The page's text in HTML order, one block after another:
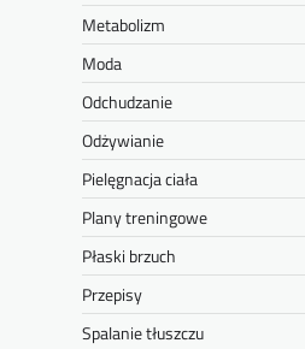
Metabolizm
Moda
Odchudzanie
Odżywianie
Pielęgnacja ciała
Plany treningowe
Płaski brzuch
Przepisy
Spalanie tłuszczu